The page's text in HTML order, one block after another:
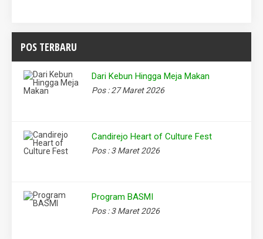
POS TERBARU
Dari Kebun Hingga Meja Makan
Pos : 27 Maret 2026
Candirejo Heart of Culture Fest
Pos : 3 Maret 2026
Program BASMI
Pos : 3 Maret 2026